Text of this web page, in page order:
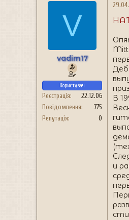
V
vadim17
Користувач
Реєстрація
22.12.06
Повідомлення
775
Репутація
0
В
и